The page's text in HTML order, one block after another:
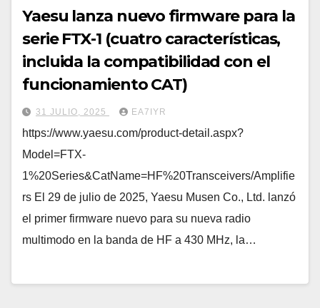
Yaesu lanza nuevo firmware para la
serie FTX-1 (cuatro características,
incluida la compatibilidad con el
funcionamiento CAT)
31 JULIO, 2025 EA7IYR
https://www.yaesu.com/product-detail.aspx?
Model=FTX-
1%20Series&CatName=HF%20Transceivers/Amplifie
rs El 29 de julio de 2025, Yaesu Musen Co., Ltd. lanzó
el primer firmware nuevo para su nueva radio
multimodo en la banda de HF a 430 MHz, la…